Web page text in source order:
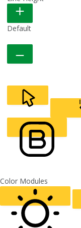
READABLE FONT
Default
CURSOR
FONT WEIGHT
Color Modules